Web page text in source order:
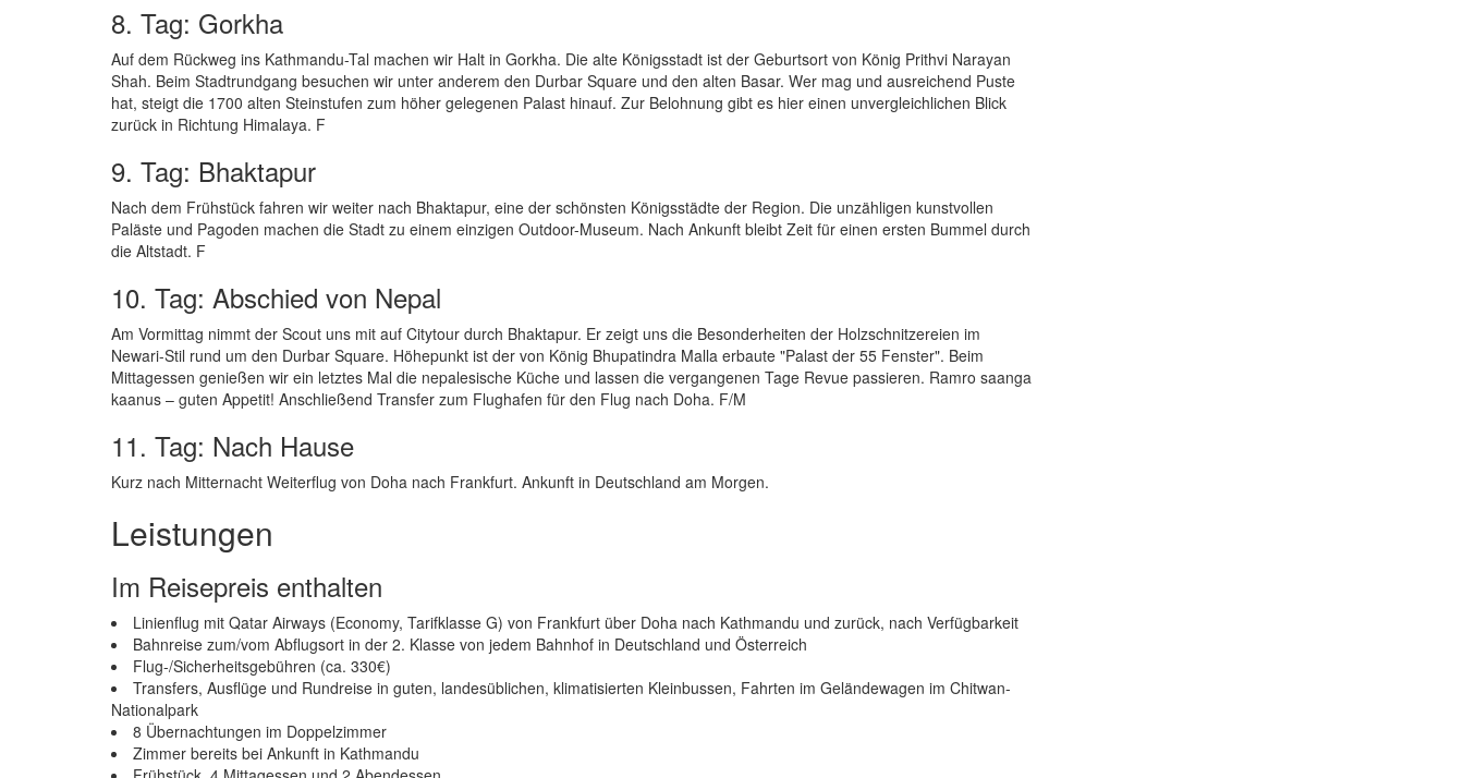
8. Tag: Gorkha
Auf dem Rückweg ins Kathmandu-Tal machen wir Halt in Gorkha. Die alte Königsstadt ist der Geburtsort von König Prithvi Narayan
Shah. Beim Stadtrundgang besuchen wir unter anderem den Durbar Square und den alten Basar. Wer mag und ausreichend Puste
hat, steigt die 1700 alten Steinstufen zum höher gelegenen Palast hinauf. Zur Belohnung gibt es hier einen unvergleichlichen Blick
zurück in Richtung Himalaya. F
9. Tag: Bhaktapur
Nach dem Frühstück fahren wir weiter nach Bhaktapur, eine der schönsten Königsstädte der Region. Die unzähligen kunstvollen
Paläste und Pagoden machen die Stadt zu einem einzigen Outdoor-Museum. Nach Ankunft bleibt Zeit für einen ersten Bummel durch
die Altstadt. F
10. Tag: Abschied von Nepal
Am Vormittag nimmt der Scout uns mit auf Citytour durch Bhaktapur. Er zeigt uns die Besonderheiten der Holzschnitzereien im
Newari-Stil rund um den Durbar Square. Höhepunkt ist der von König Bhupatindra Malla erbaute "Palast der 55 Fenster". Beim
Mittagessen genießen wir ein letztes Mal die nepalesische Küche und lassen die vergangenen Tage Revue passieren. Ramro saanga
kaanus – guten Appetit! Anschließend Transfer zum Flughafen für den Flug nach Doha. F/M
11. Tag: Nach Hause
Kurz nach Mitternacht Weiterflug von Doha nach Frankfurt. Ankunft in Deutschland am Morgen.
Leistungen
Im Reisepreis enthalten
Linienflug mit Qatar Airways (Economy, Tarifklasse G) von Frankfurt über Doha nach Kathmandu und zurück, nach Verfügbarkeit
Bahnreise zum/vom Abflugsort in der 2. Klasse von jedem Bahnhof in Deutschland und Österreich
Flug-/Sicherheitsgebühren (ca. 330€)
Transfers, Ausflüge und Rundreise in guten, landesüblichen, klimatisierten Kleinbussen, Fahrten im Geländewagen im Chitwan-
Nationalpark
8 Übernachtungen im Doppelzimmer
Zimmer bereits bei Ankunft in Kathmandu